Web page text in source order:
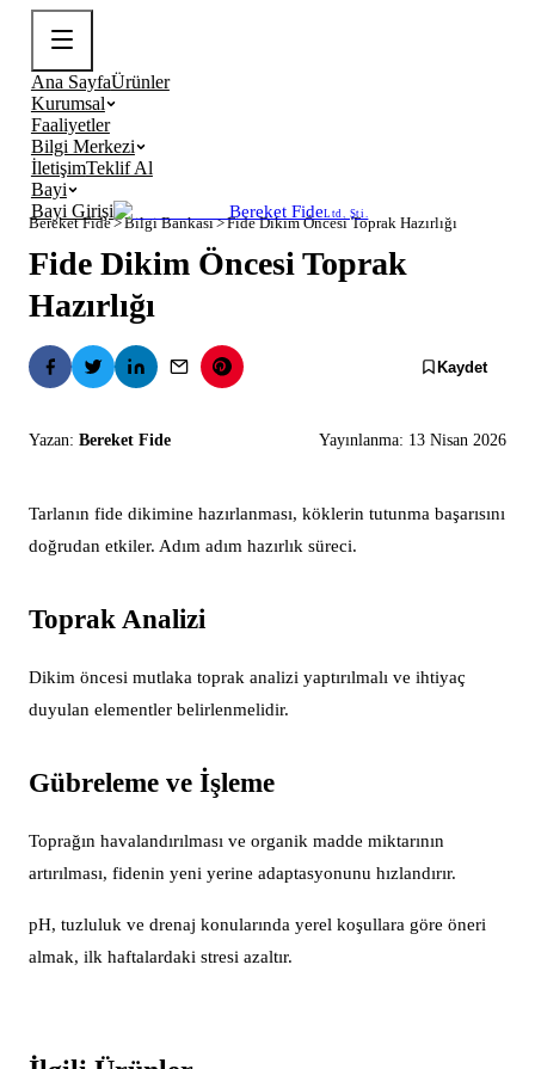
Ana SayfaÜrünler
Kurumsal
Faaliyetler
Bilgi Merkezi
İletişimTeklif Al
Bayi
Bayi Girişi
Bereket FideLtd. Şti.
Bereket Fide>Bilgi Bankası>Fide Dikim Öncesi Toprak Hazırlığı
Fide Dikim Öncesi Toprak
Hazırlığı
Kaydet
Yazan: Bereket Fide Yayınlanma: 13 Nisan 2026
Tarlanın fide dikimine hazırlanması, köklerin tutunma başarısını
doğrudan etkiler. Adım adım hazırlık süreci.
Toprak Analizi
Dikim öncesi mutlaka toprak analizi yaptırılmalı ve ihtiyaç
duyulan elementler belirlenmelidir.
Gübreleme ve İşleme
Toprağın havalandırılması ve organik madde miktarının
artırılması, fidenin yeni yerine adaptasyonunu hızlandırır.
pH, tuzluluk ve drenaj konularında yerel koşullara göre öneri
almak, ilk haftalardaki stresi azaltır.